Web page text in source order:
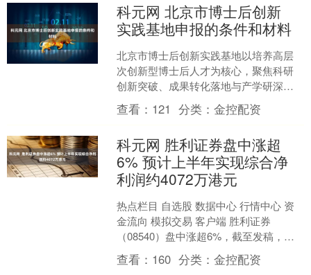
科元网 北京市博士后创新
实践基地申报的条件和材料
北京市博士后创新实践基地以培养高层
次创新型博士后人才为核心，聚焦科研
创新突破、成果转化落地与产学研深度
融合，为北京重点产业发展与区域创新
生态构建提供坚实的人才支....
查看： 121 分类：金控配资
科元网 胜利证券盘中涨超
6% 预计上半年实现综合净
利润约4072万港元
热点栏目 自选股 数据中心 行情中心 资
金流向 模拟交易 客户端 胜利证券
（08540）盘中涨超6%，截至发稿，股
价上涨4.21%，现报9.40港元，成交额
99....
查看： 160 分类：金控配资